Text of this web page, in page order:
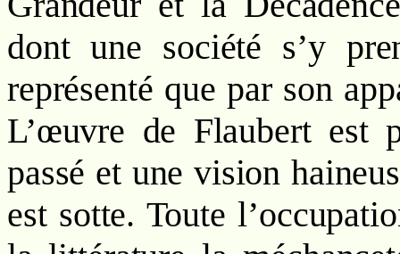
dont une société s’y
représenté que par son
L’œuvre de Flaubert est
passé et une vision
est sotte. Toute